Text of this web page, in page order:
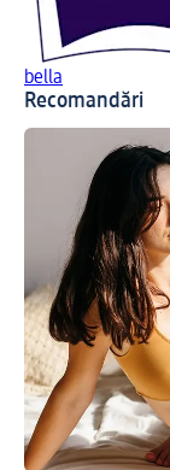
bella
Recomandări